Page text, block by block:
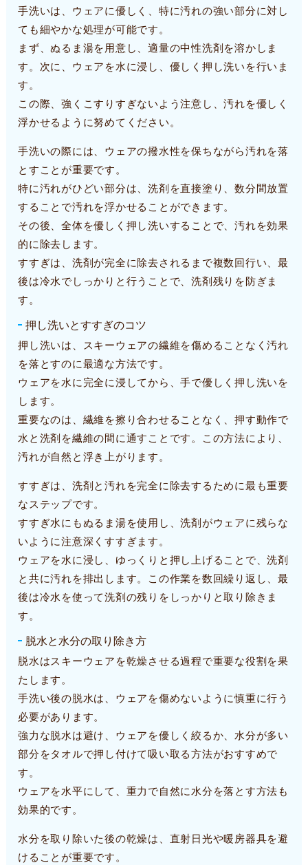
手洗いは、ウェアに優しく、特に汚れの強い部分に対し
ても細やかな処理が可能です。
まず、ぬるま湯を用意し、適量の中性洗剤を溶かしま
す。次に、ウェアを水に浸し、優しく押し洗いを行いま
す。
この際、強くこすりすぎないよう注意し、汚れを優しく
浮かせるように努めてください。
手洗いの際には、ウェアの撥水性を保ちながら汚れを落
とすことが重要です。
特に汚れがひどい部分は、洗剤を直接塗り、数分間放置
することで汚れを浮かせることができます。
その後、全体を優しく押し洗いすることで、汚れを効果
的に除去します。
すすぎは、洗剤が完全に除去されるまで複数回行い、最
後は冷水でしっかりと行うことで、洗剤残りを防ぎま
す。
押し洗いとすすぎのコツ
押し洗いは、スキーウェアの繊維を傷めることなく汚れ
を落とすのに最適な方法です。
ウェアを水に完全に浸してから、手で優しく押し洗いを
します。
重要なのは、繊維を擦り合わせることなく、押す動作で
水と洗剤を繊維の間に通すことです。この方法により、
汚れが自然と浮き上がります。
すすぎは、洗剤と汚れを完全に除去するために最も重要
なステップです。
すすぎ水にもぬるま湯を使用し、洗剤がウェアに残らな
いように注意深くすすぎます。
ウェアを水に浸し、ゆっくりと押し上げることで、洗剤
と共に汚れを排出します。この作業を数回繰り返し、最
後は冷水を使って洗剤の残りをしっかりと取り除きま
す。
脱水と水分の取り除き方
脱水はスキーウェアを乾燥させる過程で重要な役割を果
たします。
手洗い後の脱水は、ウェアを傷めないように慎重に行う
必要があります。
強力な脱水は避け、ウェアを優しく絞るか、水分が多い
部分をタオルで押し付けて吸い取る方法がおすすめで
す。
ウェアを水平にして、重力で自然に水分を落とす方法も
効果的です。
水分を取り除いた後の乾燥は、直射日光や暖房器具を避
けることが重要です。